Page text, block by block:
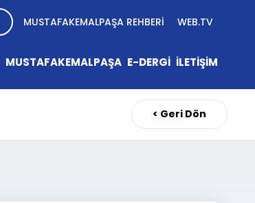
MUSTAFAKEMALPAŞA REHBERİ WEB.TV
MUSTAFAKEMALPAŞA E-DERGİ İLETİŞİM
< Geri Dön